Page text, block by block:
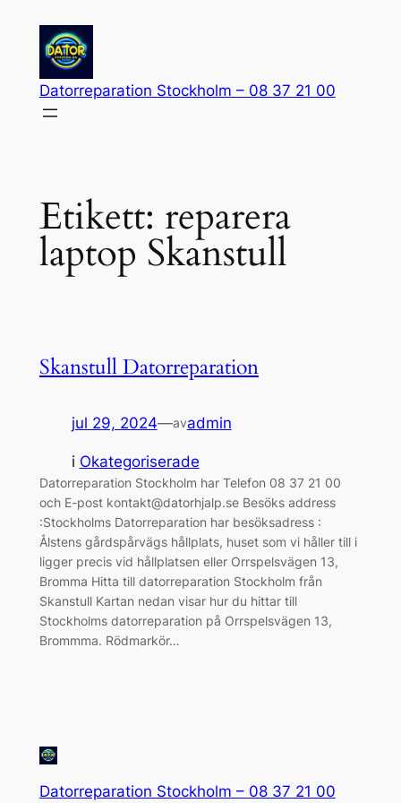
innehåll
Datorreparation Stockholm – 08 37 21 00
Etikett: reparera
laptop Skanstull
Skanstull Datorreparation
jul 29, 2024—avadmin
i Okategoriserade
Datorreparation Stockholm har Telefon 08 37 21 00
och E-post kontakt@datorhjalp.se Besöks address
:Stockholms Datorreparation har besöksadress :
Ålstens gårdspårvägs hållplats, huset som vi håller till i
ligger precis vid hållplatsen eller Orrspelsvägen 13,
Bromma Hitta till datorreparation Stockholm från
Skanstull Kartan nedan visar hur du hittar till
Stockholms datorreparation på Orrspelsvägen 13,
Brommma. Rödmarkör…
Datorreparation Stockholm – 08 37 21 00